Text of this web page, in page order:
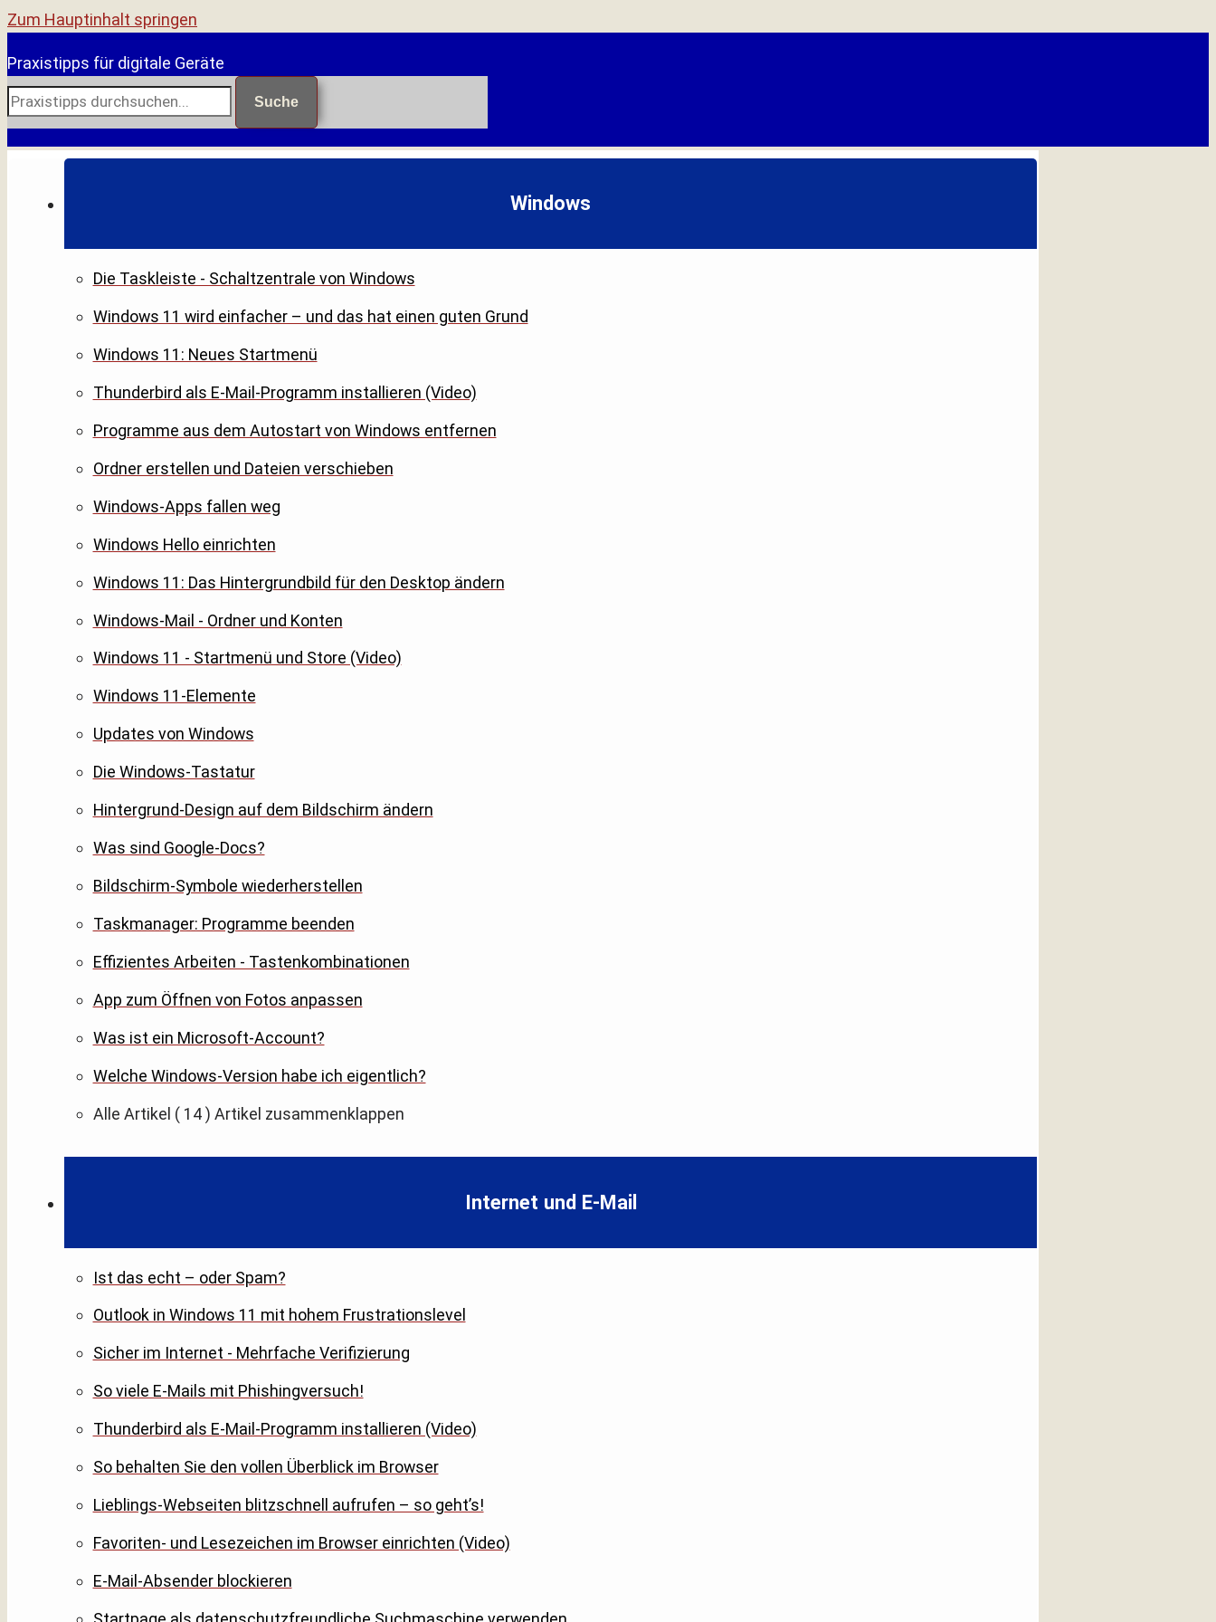
Zum Hauptinhalt springen
Praxistipps für digitale Geräte
Suche
Windows
Die Taskleiste - Schaltzentrale von Windows
Windows 11 wird einfacher – und das hat einen guten Grund
Windows 11: Neues Startmenü
Thunderbird als E-Mail-Programm installieren (Video)
Programme aus dem Autostart von Windows entfernen
Ordner erstellen und Dateien verschieben
Windows-Apps fallen weg
Windows Hello einrichten
Windows 11: Das Hintergrundbild für den Desktop ändern
Windows-Mail - Ordner und Konten
Windows 11 - Startmenü und Store (Video)
Windows 11-Elemente
Updates von Windows
Die Windows-Tastatur
Hintergrund-Design auf dem Bildschirm ändern
Was sind Google-Docs?
Bildschirm-Symbole wiederherstellen
Taskmanager: Programme beenden
Effizientes Arbeiten - Tastenkombinationen
App zum Öffnen von Fotos anpassen
Was ist ein Microsoft-Account?
Welche Windows-Version habe ich eigentlich?
Alle Artikel ( 14 ) Artikel zusammenklappen
Internet und E-Mail
Ist das echt – oder Spam?
Outlook in Windows 11 mit hohem Frustrationslevel
Sicher im Internet - Mehrfache Verifizierung
So viele E-Mails mit Phishingversuch!
Thunderbird als E-Mail-Programm installieren (Video)
So behalten Sie den vollen Überblick im Browser
Lieblings-Webseiten blitzschnell aufrufen – so geht’s!
Favoriten- und Lesezeichen im Browser einrichten (Video)
E-Mail-Absender blockieren